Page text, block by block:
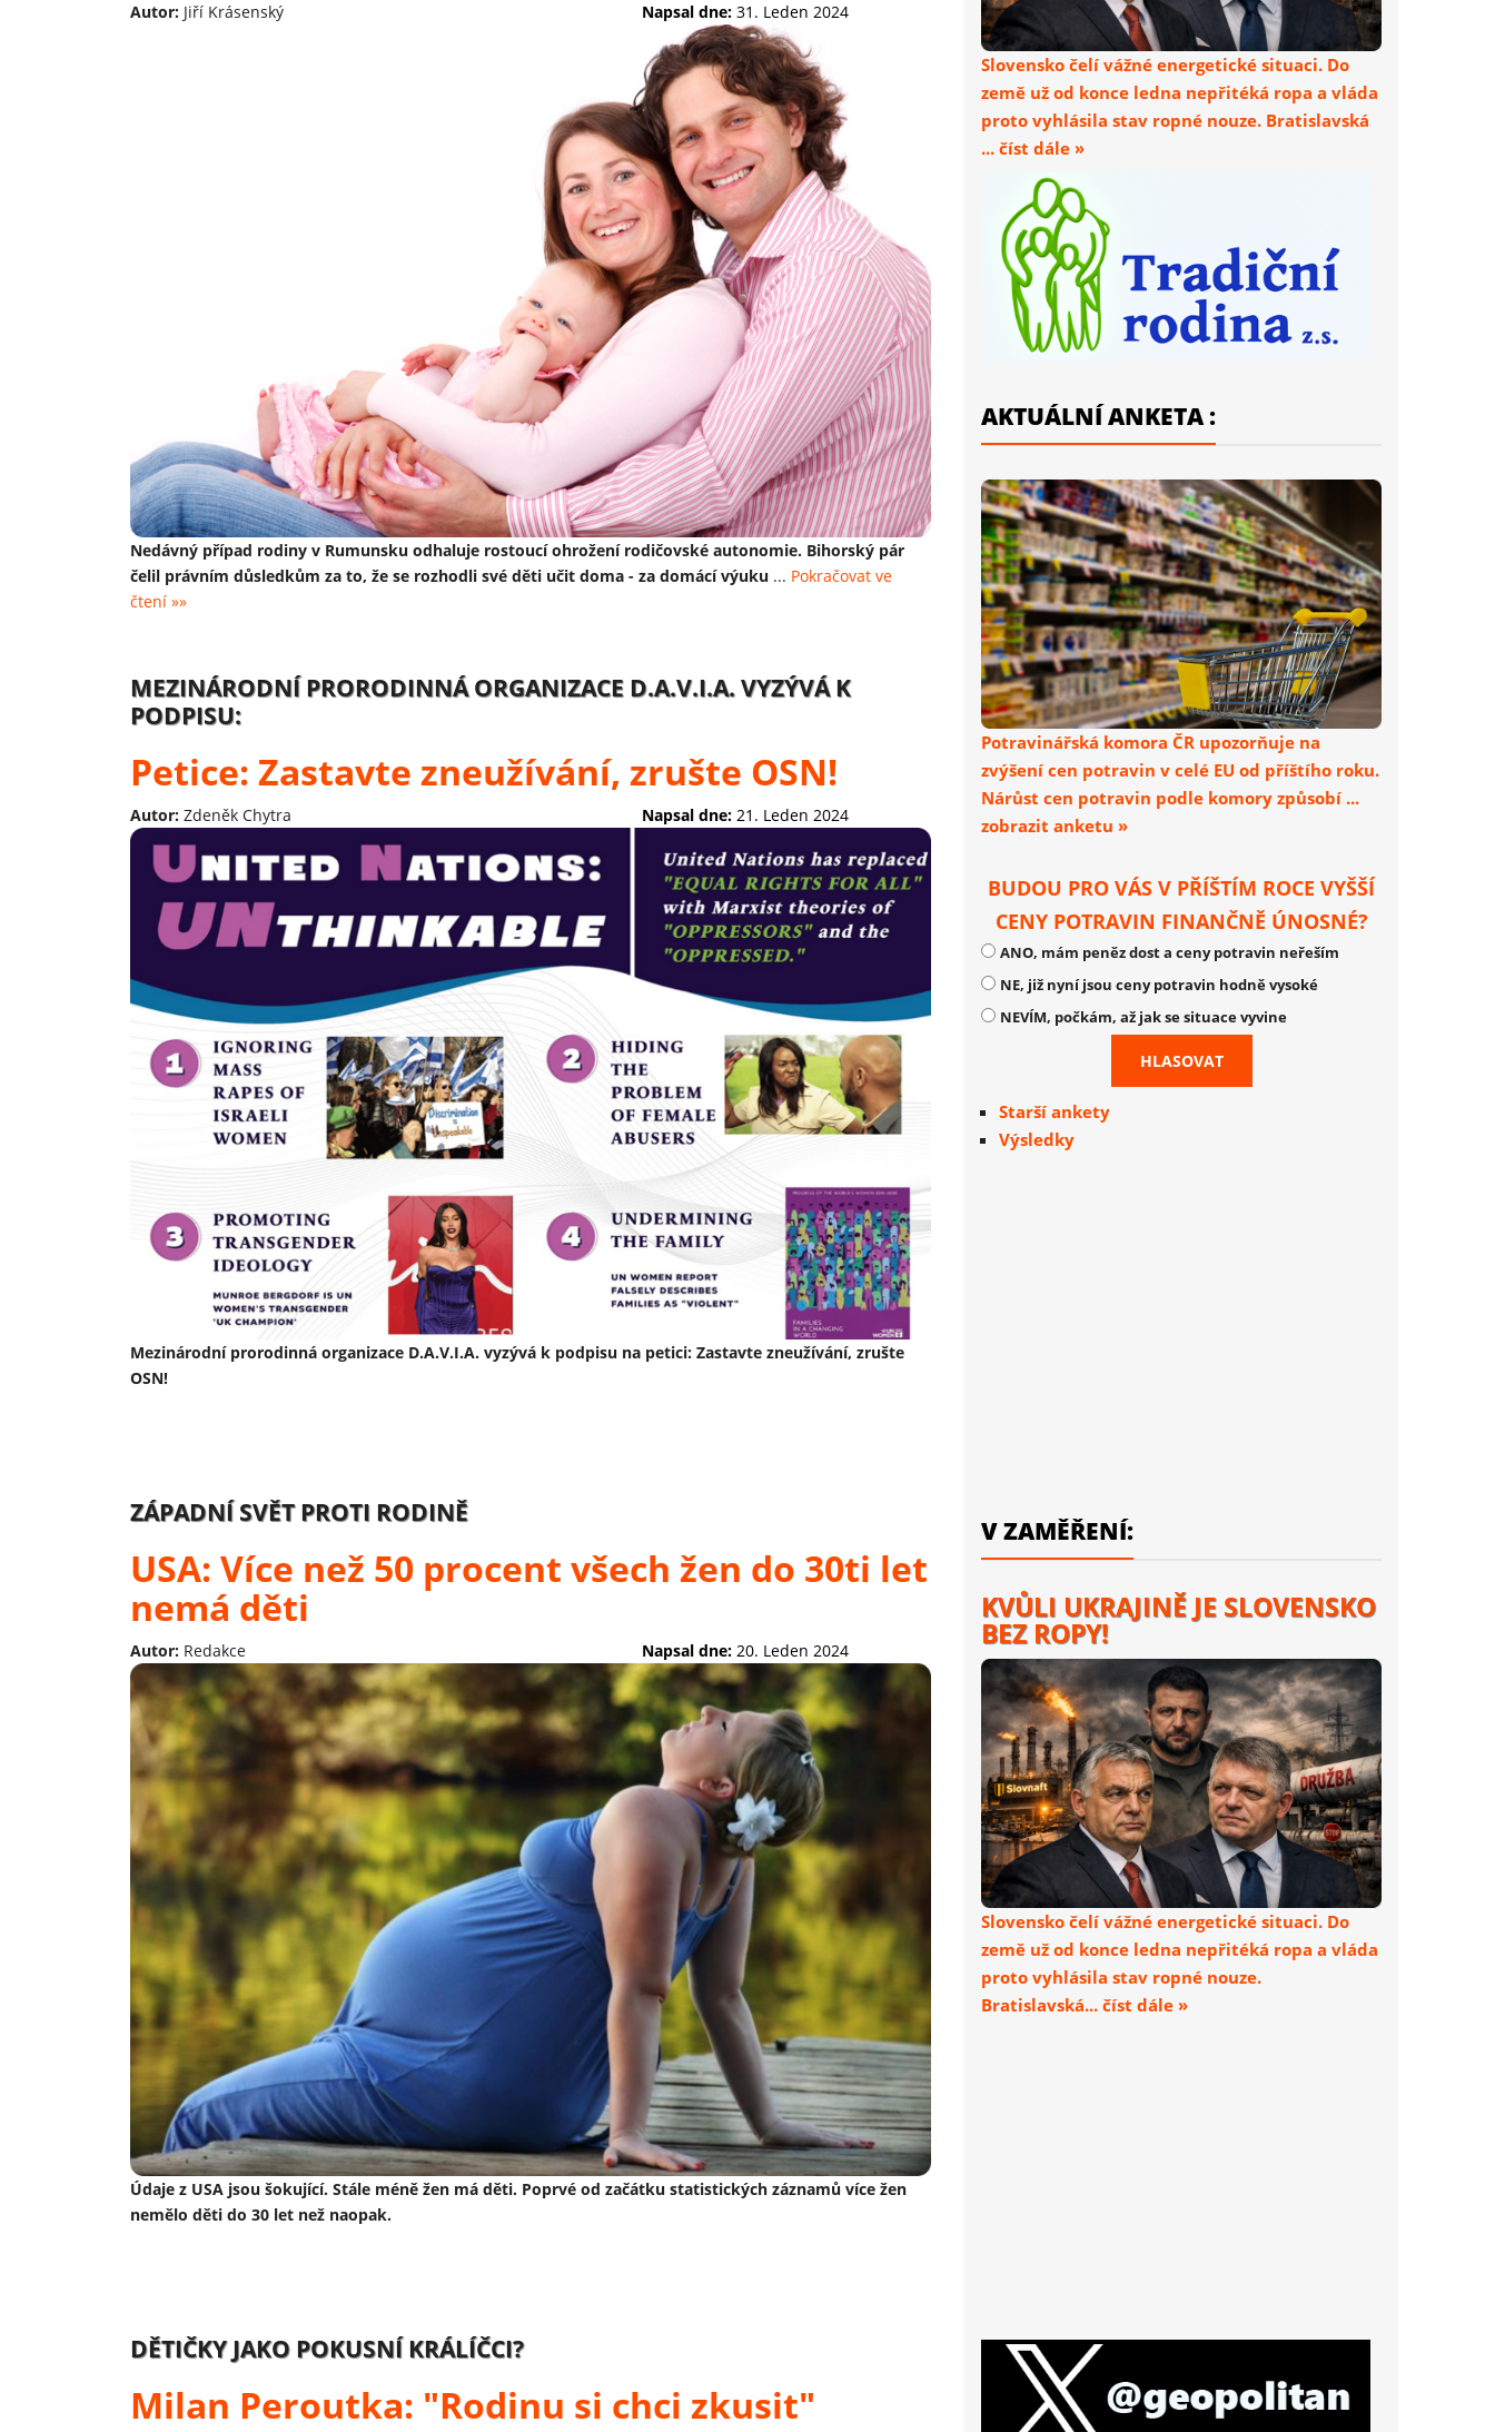
Autor: Jiří Krásenský Napsal dne: 31. Leden 2024
Nedávný případ rodiny v Rumunsku odhaluje rostoucí ohrožení rodičovské autonomie. Bihorský pár
čelil právním důsledkům za to, že se rozhodli své děti učit doma - za domácí výuku ... Pokračovat ve
čtení »»
MEZINÁRODNÍ PRORODINNÁ ORGANIZACE D.A.V.I.A. VYZÝVÁ K
PODPISU:
Petice: Zastavte zneužívání, zrušte OSN!
Autor: Zdeněk Chytra Napsal dne: 21. Leden 2024
Mezinárodní prorodinná organizace D.A.V.I.A. vyzývá k podpisu na petici: Zastavte zneužívání, zrušte
OSN!
ZÁPADNÍ SVĚT PROTI RODINĚ
USA: Více než 50 procent všech žen do 30ti let
nemá děti
Autor: Redakce Napsal dne: 20. Leden 2024
Údaje z USA jsou šokující. Stále méně žen má děti. Poprvé od začátku statistických záznamů více žen
nemělo děti do 30 let než naopak.
DĚTIČKY JAKO POKUSNÍ KRÁLÍČCI?
Milan Peroutka: "Rodinu si chci zkusit"
Slovensko čelí vážné energetické situaci. Do
země už od konce ledna nepřitéká ropa a vláda
proto vyhlásila stav ropné nouze. Bratislavská
... číst dále »
AKTUÁLNÍ ANKETA :
Potravinářská komora ČR upozorňuje na
zvýšení cen potravin v celé EU od příštího roku.
Nárůst cen potravin podle komory způsobí ...
zobrazit anketu »
BUDOU PRO VÁS V PŘÍŠTÍM ROCE VYŠŠÍ
CENY POTRAVIN FINANČNĚ ÚNOSNÉ?
ANO, mám peněz dost a ceny potravin neřeším
NE, již nyní jsou ceny potravin hodně vysoké
NEVÍM, počkám, až jak se situace vyvine
Starší ankety
Výsledky
V ZAMĚŘENÍ:
KVŮLI UKRAJINĚ JE SLOVENSKO
BEZ ROPY!
Slovensko čelí vážné energetické situaci. Do
země už od konce ledna nepřitéká ropa a vláda
proto vyhlásila stav ropné nouze.
Bratislavská... číst dále »